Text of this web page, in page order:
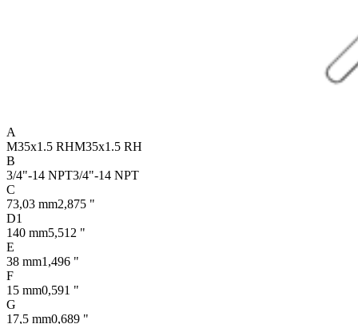
A
M35x1.5 RHM35x1.5 RH
B
3/4"-14 NPT3/4"-14 NPT
C
73,03 mm2,875 "
D1
140 mm5,512 "
E
38 mm1,496 "
F
15 mm0,591 "
G
17,5 mm0,689 "